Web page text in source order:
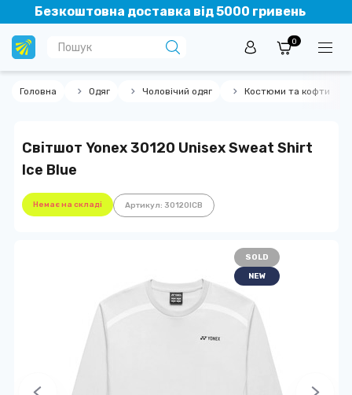
Безкоштовна доставка від 5000 гривень
0
Головна Одяг Чоловічий одяг Костюми та кофти
Світшот Yonex 30120 Unisex Sweat Shirt
Ice Blue
Немає на складі Артикул: 30120ICB
SOLD
NEW